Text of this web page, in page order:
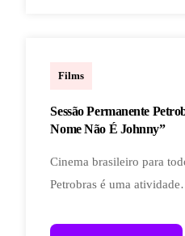
Films
Sessão Permanente
Nome Não É Johnny”
Cinema brasileiro para
Petrobras é uma